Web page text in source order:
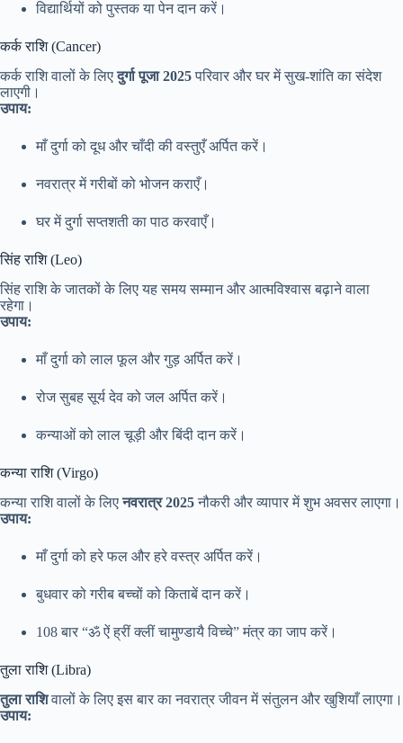
विद्यार्थियों को पुस्तक या पेन दान करें।
कर्क राशि (Cancer)
कर्क राशि वालों के लिएदुर्गा पूजा 2025परिवार और घर में सुख-शांति का संदेश
लाएगी।
उपाय:
माँ दुर्गा को दूध और चाँदी की वस्तुएँ अर्पित करें।
नवरात्र में गरीबों को भोजन कराएँ।
घर में दुर्गा सप्तशती का पाठ करवाएँ।
सिंह राशि (Leo)
सिंह राशि के जातकों के लिए यह समय सम्मान और आत्मविश्वास बढ़ाने वाला
रहेगा।
उपाय:
माँ दुर्गा को लाल फूल और गुड़ अर्पित करें।
रोज सुबह सूर्य देव को जल अर्पित करें।
कन्याओं को लाल चूड़ी और बिंदी दान करें।
कन्या राशि (Virgo)
कन्या राशि वालों के लिएनवरात्र 2025नौकरी और व्यापार में शुभ अवसर लाएगा।
उपाय:
माँ दुर्गा को हरे फल और हरे वस्त्र अर्पित करें।
बुधवार को गरीब बच्चों को किताबें दान करें।
108 बार “ॐ ऐं ह्रीं क्लीं चामुण्डायै विच्चे” मंत्र का जाप करें।
तुला राशि (Libra)
तुला राशिवालों के लिए इस बार का नवरात्र जीवन में संतुलन और खुशियाँ लाएगा।
उपाय: